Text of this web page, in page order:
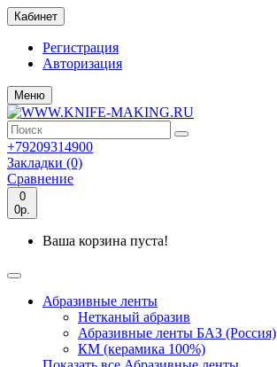
Кабинет
Регистрация
Авторизация
Меню
+79209314900
Закладки (0)
Сравнение
0
0р.
Ваша корзина пуста!
Абразивные ленты
Нетканый абразив
Абразивные ленты БАЗ (Россия)
КМ (керамика 100%)